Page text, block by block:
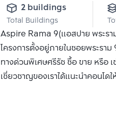
2 buildings
Total Buildings
Aspire Rama 9(แอสปาย พระรา
โครงการตั้งอยู่ภายในซอยพระรา
ทางด่วนพิเศษศรีรัช ซื้อ ขาย หรือ
เชี่ยวชาญของเราได้แนะนำคอนโด